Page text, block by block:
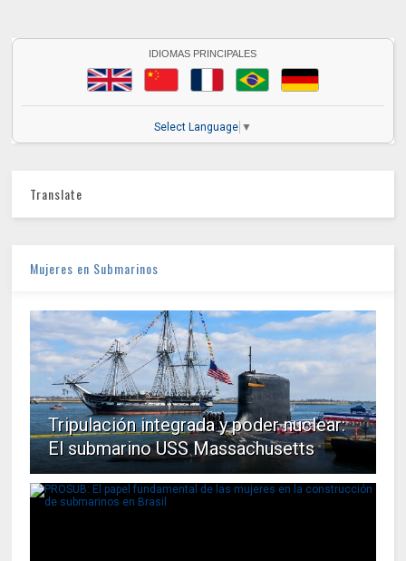
IDIOMAS PRINCIPALES
Select Language ▼
Translate
Mujeres en Submarinos
Tripulación integrada y poder nuclear:
El submarino USS Massachusetts